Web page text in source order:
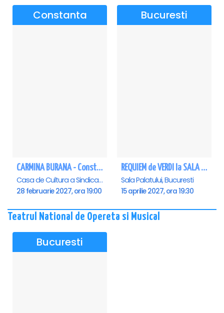
Constanta
CARMINA BURANA - Constanta
Casa de Cultura a Sindicatelor - Sala Mare, Constanta
28 februarie 2027, ora 19:00
Bucuresti
REQUIEM de VERDI la SALA PALATULUI
Sala Palatului, Bucuresti
15 aprilie 2027, ora 19:30
Teatrul National de Opereta si Musical
Bucuresti